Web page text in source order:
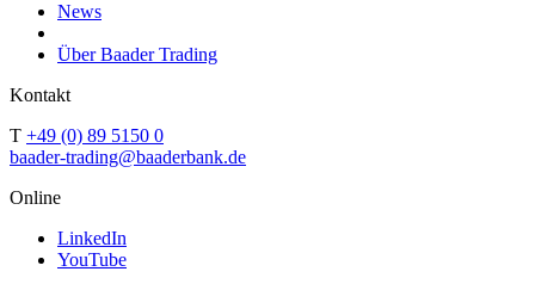
News
Über Baader Trading
Kontakt
T +49 (0) 89 5150 0
baader-trading@baaderbank.de
Online
LinkedIn
YouTube